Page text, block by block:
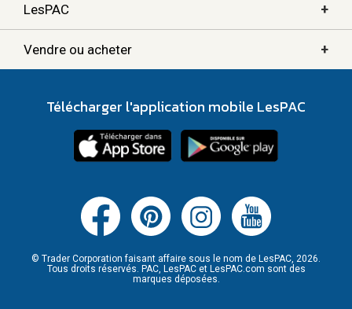
LesPAC +
Vendre ou acheter +
Télécharger l'application mobile LesPAC
© Trader Corporation faisant affaire sous le nom de LesPAC, 2026.
Tous droits réservés. PAC, LesPAC et LesPAC.com sont des
marques déposées.